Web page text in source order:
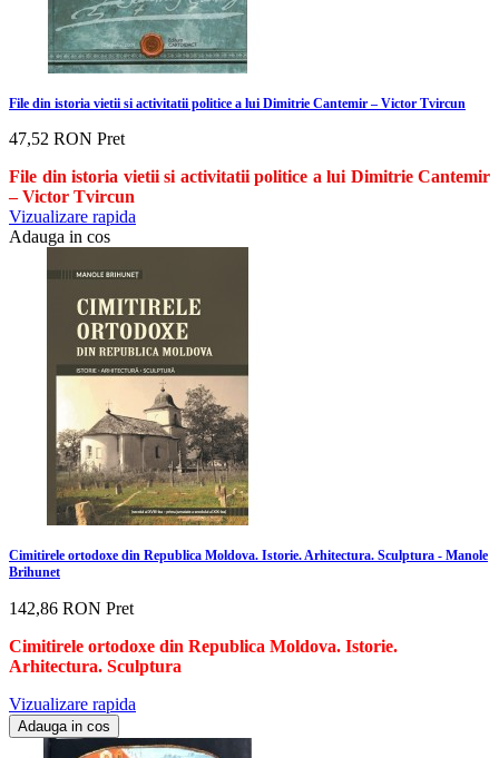
File din istoria vietii si activitatii politice a lui Dimitrie Cantemir – Victor Tvircun
47,52 RON Pret
File din istoria vietii si activitatii politice a lui Dimitrie Cantemir
– Victor Tvircun
Vizualizare rapida
Adauga in cos
Cimitirele ortodoxe din Republica Moldova. Istorie. Arhitectura. Sculptura - Manole
Brihunet
142,86 RON Pret
Cimitirele ortodoxe din Republica Moldova. Istorie.
Arhitectura. Sculptura
Vizualizare rapida
Adauga in cos